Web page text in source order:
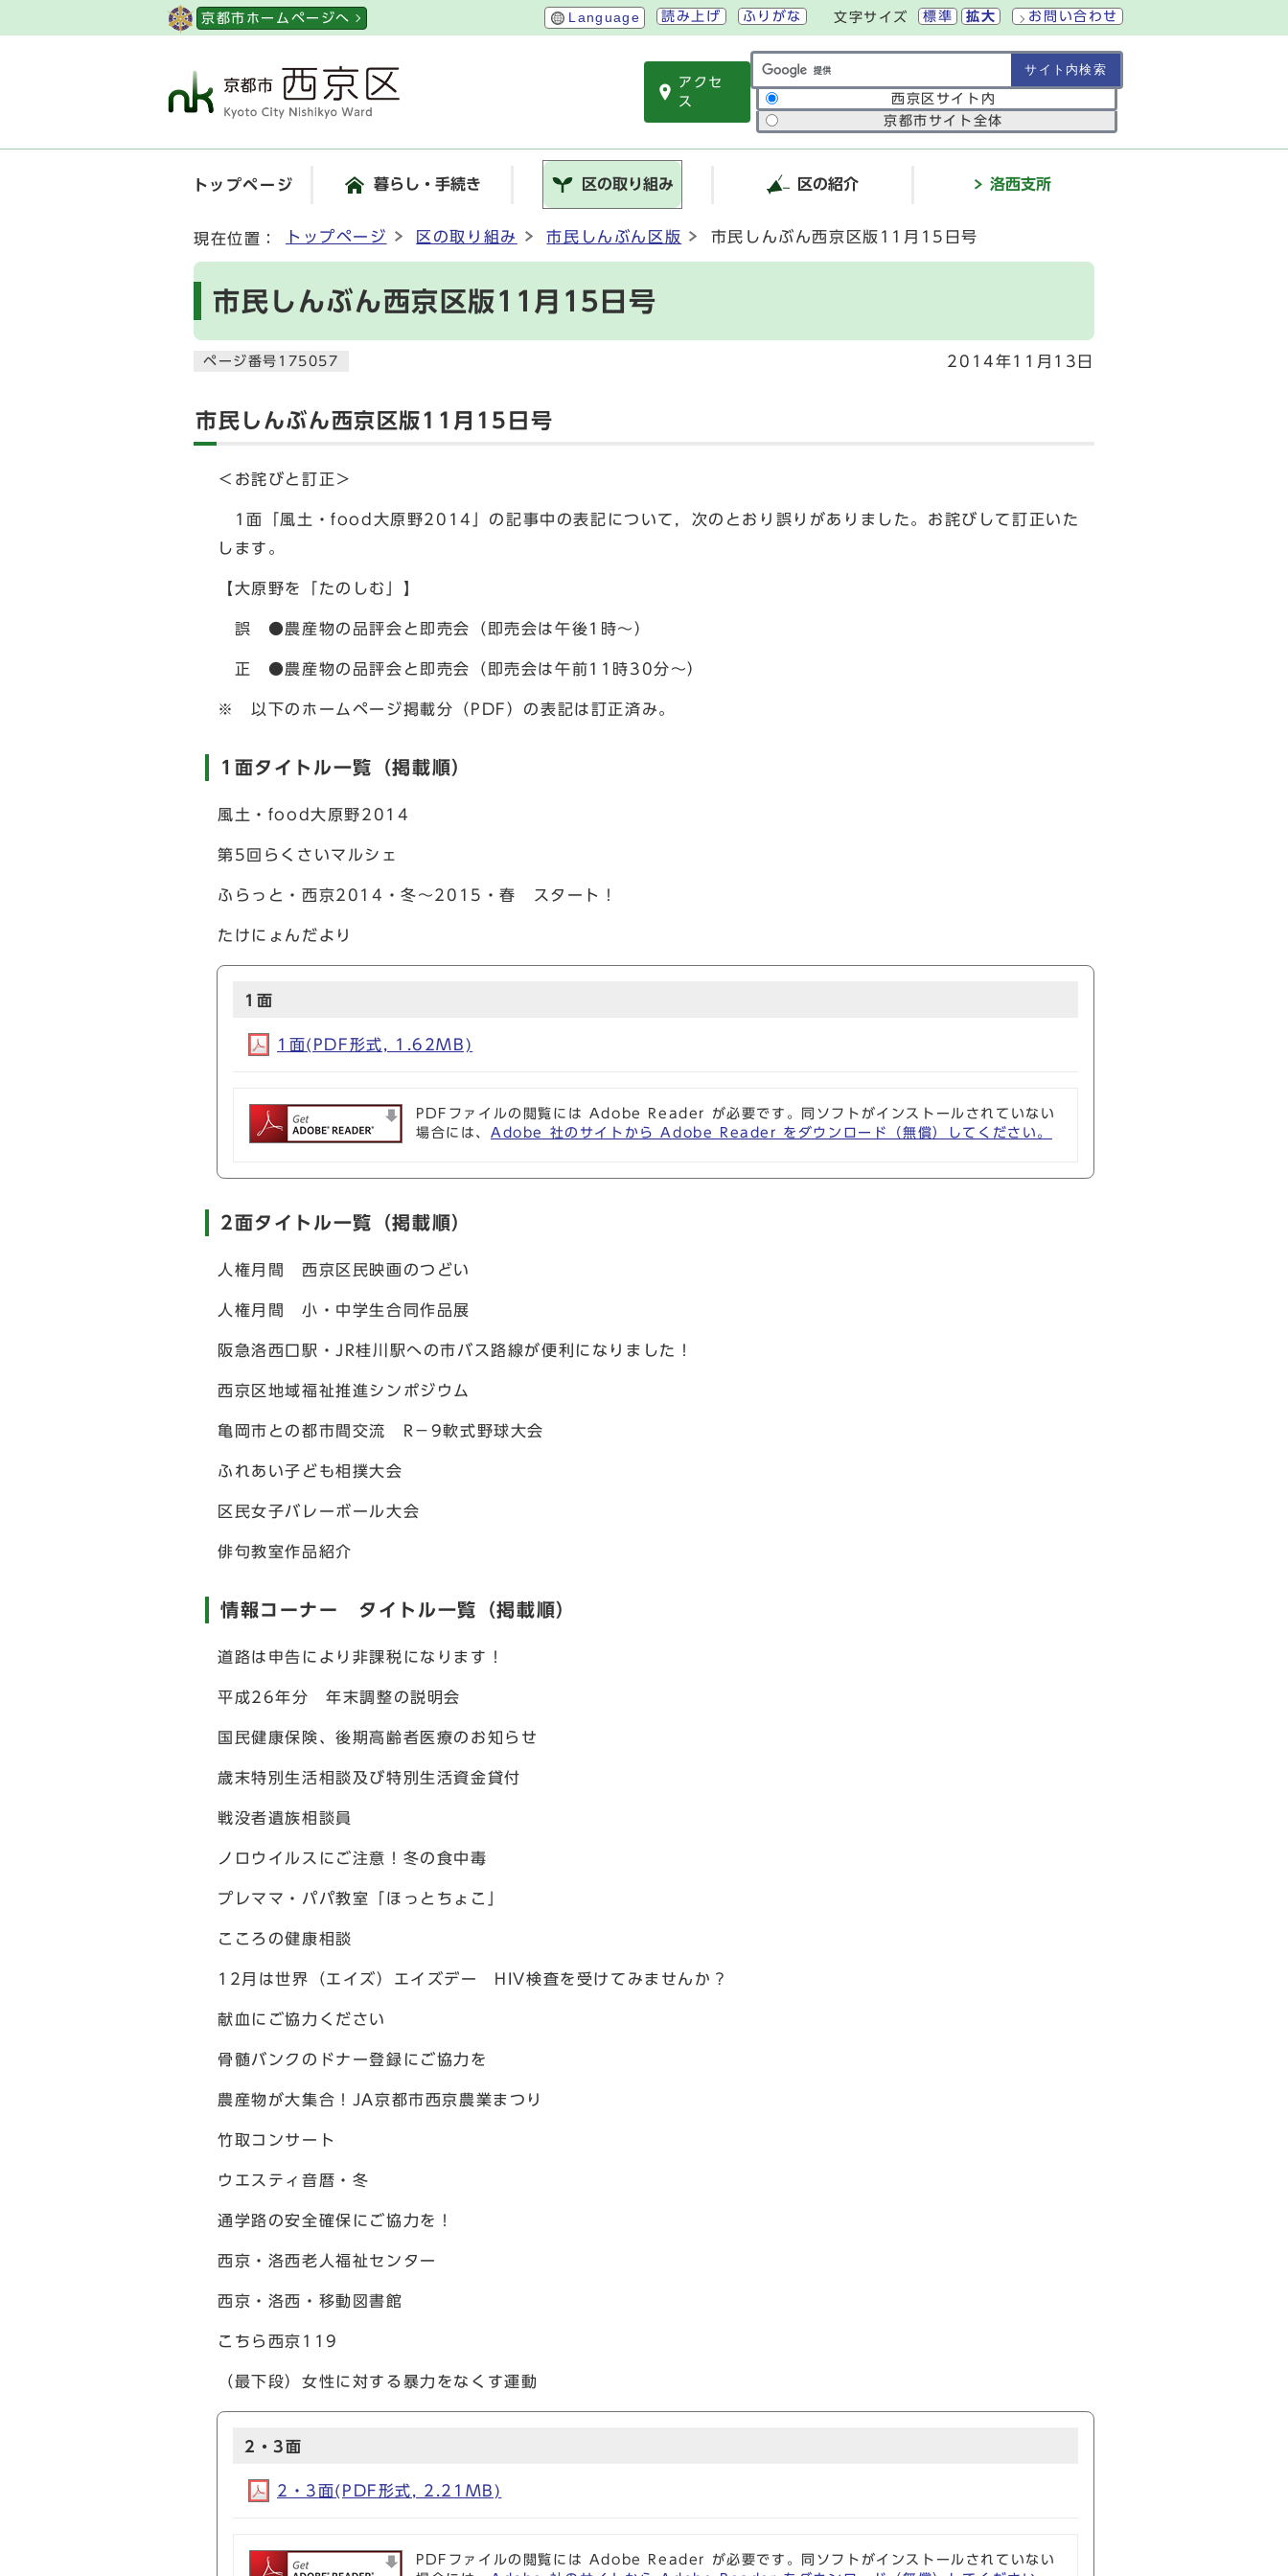
京都市ホームページへ Language 読み上げ ふりがな 文字サイズ 標準 拡大 お問い合わせ
アクセ
ス
サイト内検索の範囲
西京区サイト内
京都市サイト全体
トップページ 暮らし・手続き 区の取り組み 区の紹介 洛西支所
現在位置： トップページ 区の取り組み 市民しんぶん区版 市民しんぶん西京区版11月15日号
市民しんぶん西京区版11月15日号
ページ番号175057 2014年11月13日
市民しんぶん西京区版11月15日号
＜お詫びと訂正＞
1面「風土・food大原野2014」の記事中の表記について，次のとおり誤りがありました。お詫びして訂正いた
します。
【大原野を「たのしむ」】
誤 ●農産物の品評会と即売会（即売会は午後1時～）
正 ●農産物の品評会と即売会（即売会は午前11時30分～）
※ 以下のホームページ掲載分（PDF）の表記は訂正済み。
1面タイトル一覧（掲載順）
風土・food大原野2014
第5回らくさいマルシェ
ふらっと・西京2014・冬～2015・春 スタート！
たけにょんだより
1面
1面(PDF形式, 1.62MB)
PDFファイルの閲覧には Adobe Reader が必要です。同ソフトがインストールされていない
場合には、 Adobe 社のサイトから Adobe Reader をダウンロード（無償）してください。
2面タイトル一覧（掲載順）
人権月間 西京区民映画のつどい
人権月間 小・中学生合同作品展
阪急洛西口駅・JR桂川駅への市バス路線が便利になりました！
西京区地域福祉推進シンポジウム
亀岡市との都市間交流 R－9軟式野球大会
ふれあい子ども相撲大会
区民女子バレーボール大会
俳句教室作品紹介
情報コーナー タイトル一覧（掲載順）
道路は申告により非課税になります！
平成26年分 年末調整の説明会
国民健康保険、後期高齢者医療のお知らせ
歳末特別生活相談及び特別生活資金貸付
戦没者遺族相談員
ノロウイルスにご注意！冬の食中毒
プレママ・パパ教室「ほっとちょこ」
こころの健康相談
12月は世界（エイズ）エイズデー HIV検査を受けてみませんか？
献血にご協力ください
骨髄バンクのドナー登録にご協力を
農産物が大集合！JA京都市西京農業まつり
竹取コンサート
ウエスティ音暦・冬
通学路の安全確保にご協力を！
西京・洛西老人福祉センター
西京・洛西・移動図書館
こちら西京119
（最下段）女性に対する暴力をなくす運動
2・3面
2・3面(PDF形式, 2.21MB)
PDFファイルの閲覧には Adobe Reader が必要です。同ソフトがインストールされていない